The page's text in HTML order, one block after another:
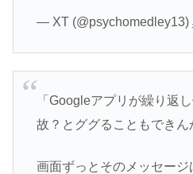
— XT (@psychomedley13)
「Googleアプリが繰り返
故？とググることもできん
画面ずっとそのメッセー